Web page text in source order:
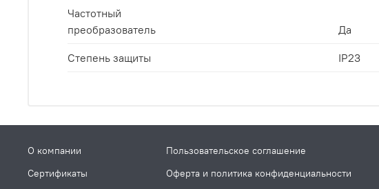
Частотный
преобразователь
Да
Степень защиты IP23
О компании
Сертификаты
Пользовательское соглашение
Оферта и политика конфиденциальности